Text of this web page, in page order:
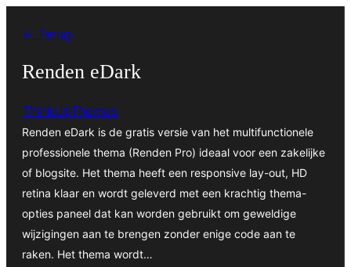
naar← Terug
Renden eDark
ThinkUpThemes
Renden eDark is de gratis versie van het multifunctionele
professionele thema (Renden Pro) ideaal voor een zakelijke
of blogsite. Het thema heeft een responsive lay-out, HD
retina klaar en wordt geleverd met een krachtig thema-
opties paneel dat kan worden gebruikt om geweldige
wijzigingen aan te brengen zonder enige code aan te
raken. Het thema wordt…